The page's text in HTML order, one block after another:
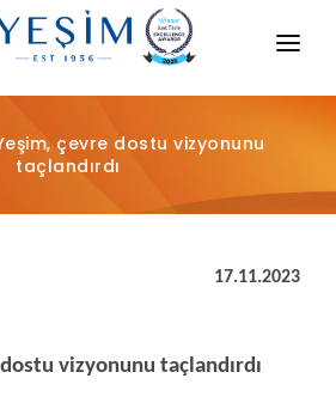
çevre dostu vizyonunu
taçlandırdı
17.11.2023
vizyonunu taçlandırdı